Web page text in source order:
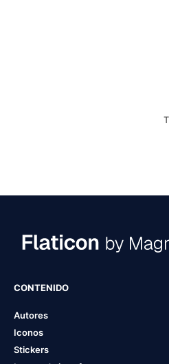
CONTENIDO
Autores
Iconos
Stickers